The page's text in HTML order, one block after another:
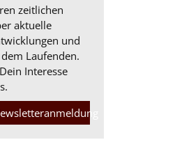
zeitlichen
aktuelle
und
Laufenden.
Interesse